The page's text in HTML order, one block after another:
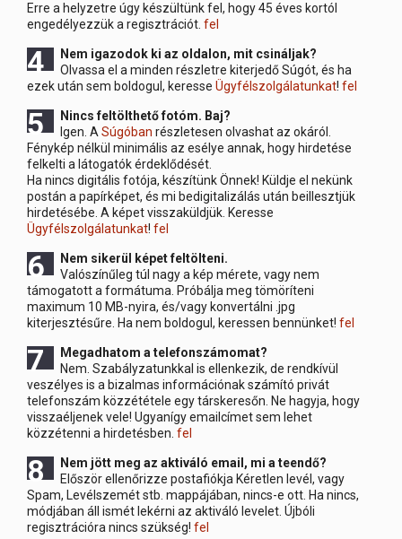
Erre a helyzetre úgy készültünk fel, hogy 45 éves kortól
engedélyezzük a regisztrációt. fel
4 Nem igazodok ki az oldalon, mit csináljak?
Olvassa el a minden részletre kiterjedő Súgót, és ha
ezek után sem boldogul, keresse Ügyfélszolgálatunkat! fel
5 Nincsfeltölthető fotóm. Baj?
Igen. A Súgóban részletesen olvashat az okáról.
Fénykép nélkül minimális az esélye annak, hogy hirdetése
felkelti a látogatók érdeklődését.
Ha nincs digitális fotója, készítünk Önnek! Küldje el nekünk
postán a papírképet, és mi bedigitalizálás után beillesztjük
hirdetésébe. A képet visszaküldjük. Keresse
Ügyfélszolgálatunkat! fel
6 Nem sikerül képet feltölteni.
Valószínűleg túl nagy a kép mérete, vagy nem
támogatott a formátuma. Próbálja meg tömöríteni
maximum 10 MB-nyira, és/vagy konvertálni .jpg
kiterjesztésűre. Ha nem boldogul, keressen bennünket! fel
7 Megadhatom a telefonszámomat?
Nem. Szabályzatunkkal is ellenkezik, de rendkívül
veszélyes is a bizalmas információnak számító privát
telefonszám közzététele egy társkeresőn. Ne hagyja, hogy
visszaéljenek vele! Ugyanígy emailcímet sem lehet
közzétenni a hirdetésben. fel
8 Nem jött meg az aktiváló email, mi a teendő?
Először ellenőrizze postafiókja Kéretlen levél, vagy
Spam, Levélszemét stb. mappájában, nincs-e ott. Ha nincs,
módjában áll ismét lekérni az aktiváló levelet. Újbóli
regisztrációra nincs szükség! fel